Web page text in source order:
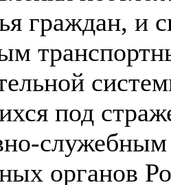
граждан, и
под
органов